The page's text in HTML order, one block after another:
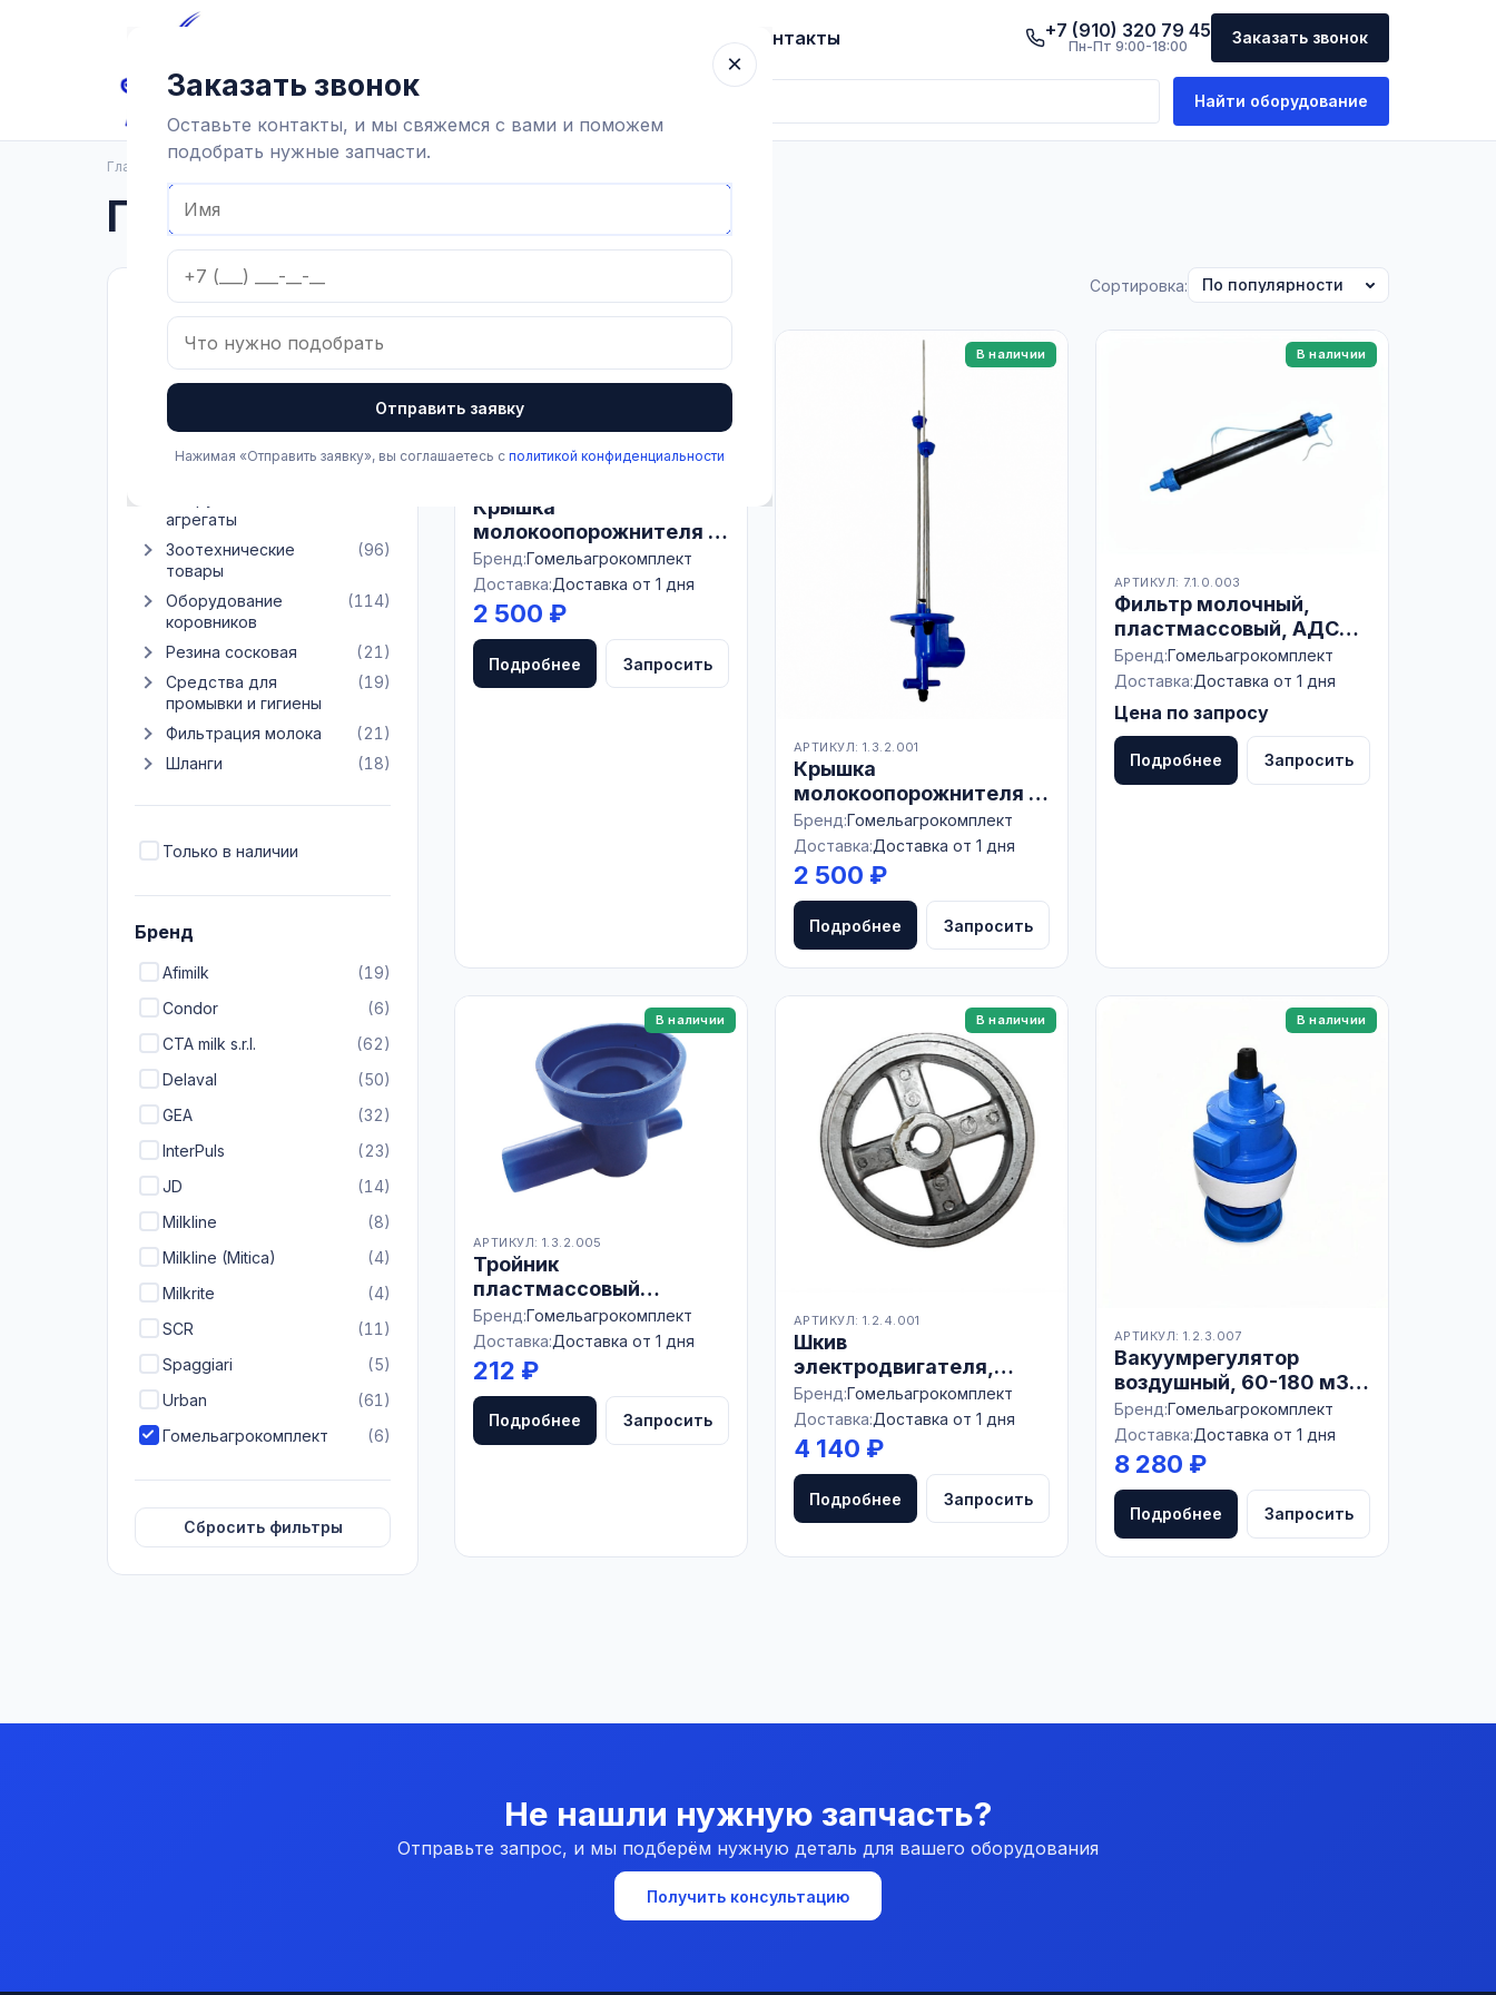
Блог Контакты +7 (910) 320 79 45
Пн-Пт 9:00-18:00 Заказать звонок
Найти оборудование
Главная Каталог Гомельагрокомплект
Гомельагрокомплект
Фильтры
Категории
Все категории
Доильная аппаратура
и запчасти
агрегаты
Показать подкатегории Зоотехнические товары
Зоотехнические
товары
(96)
Показать подкатегории Оборудование коровников
Оборудование
коровников
(114)
Показать подкатегории Резина сосковая
Резина сосковая (21)
Показать подкатегории Средства для промывки и гигиены
Средства для
промывки и гигиены
(19)
Показать подкатегории Фильтрация молока
Фильтрация молока (21)
Показать подкатегории Шланги
Шланги (18)
Только в наличии
Бренд
Afimilk
(19)
Condor
(6)
CTA milk s.r.l.
(62)
Delaval
(50)
GEA
(32)
InterPuls
(23)
JD
(14)
Milkline
(8)
Milkline (Mitica)
(4)
Milkrite
(4)
SCR
(11)
Spaggiari
(5)
Urban
(61)
Гомельагрокомплект
(6)
Сбросить фильтры
Сортировка:
Крышка
молокоопорожнителя с
3 электродами УДА
11.02.000-01
Бренд:Гомельагрокомплект
Доставка:Доставка от 1 дня
2 500 ₽
Подробнее Запросить
В наличии
АРТИКУЛ: 1.3.2.001
Крышка
молокоопорожнителя с
3 электродами
11.02.000-01
Бренд:Гомельагрокомплект
Доставка:Доставка от 1 дня
2 500 ₽
Подробнее Запросить
В наличии
АРТИКУЛ: 7.1.0.003
Фильтр молочный,
пластмассовый, АДС
09.03.000, БЕЛАРУСЬ
Бренд:Гомельагрокомплект
Доставка:Доставка от 1 дня
Цена по запросу
Подробнее Запросить
В наличии
АРТИКУЛ: 1.3.2.005
Тройник
пластмассовый
молокоотвод ADS
09.01.007
Бренд:Гомельагрокомплект
Доставка:Доставка от 1 дня
212 ₽
Подробнее Запросить
В наличии
АРТИКУЛ: 1.2.4.001
Шкив
электродвигателя,
алюминиевый, УВА
00.056, БЕЛАРУСЬ
Бренд:Гомельагрокомплект
Доставка:Доставка от 1 дня
4 140 ₽
Подробнее Запросить
В наличии
АРТИКУЛ: 1.2.3.007
Вакуумрегулятор
воздушный, 60-180 м3/
ч, УДА 03.04.000,
БЕЛАРУСЬ
Бренд:Гомельагрокомплект
Доставка:Доставка от 1 дня
8 280 ₽
Подробнее Запросить
Не нашли нужную запчасть?
Отправьте запрос, и мы подберём нужную деталь для вашего оборудования
Получить консультацию
×
Заказать звонок
Оставьте контакты, и мы свяжемся с вами и поможем
подобрать нужные запчасти.
Отправить заявку
Нажимая «Отправить заявку», вы соглашаетесь с политикой конфиденциальности